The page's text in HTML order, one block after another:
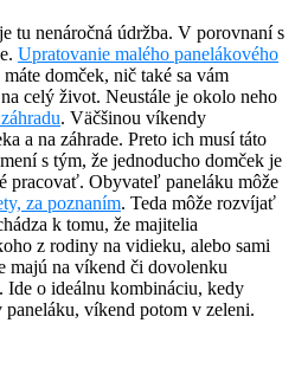
tu nenáročná údržba. V porovnaní s
Upratovanie malého panelákového
domček, nič také sa vám
na celý život. Neustále je okolo neho
. Väčšinou víkendy
a na záhrade. Preto ich musí táto
s tým, že jednoducho domček je
pracovať. Obyvateľ paneláku môže
za poznaním. Teda môže rozvíjať
k tomu, že majitelia
z rodiny na vidieku, alebo sami
majú na víkend či dovolenku
Ide o ideálnu kombináciu, kedy
víkend potom v zeleni.